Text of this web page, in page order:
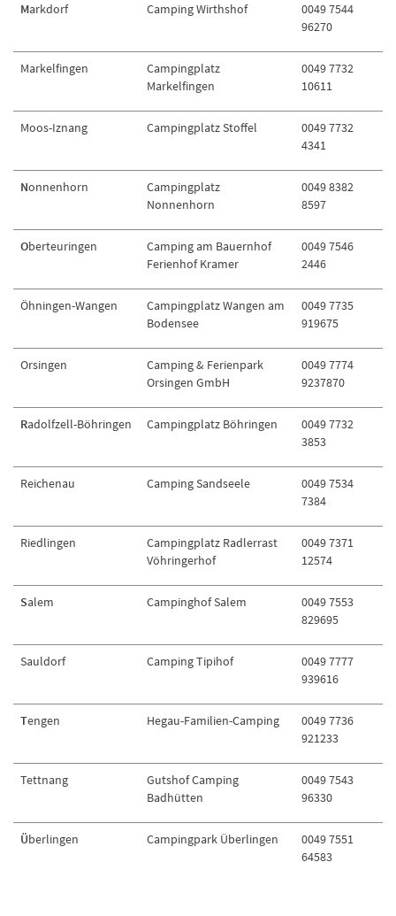
Markdorf Camping Wirthshof
0049 7544
96270
Markelfingen
Campingplatz
Markelfingen
0049 7732
10611
Moos-Iznang Campingplatz Stoffel
0049 7732
4341
Nonnenhorn
Campingplatz
Nonnenhorn
0049 8382
8597
Oberteuringen
Camping am Bauernhof
Ferienhof Kramer
0049 7546
2446
Öhningen-Wangen
Campingplatz Wangen am
Bodensee
0049 7735
919675
Orsingen
Camping & Ferienpark
Orsingen GmbH
0049 7774
9237870
Radolfzell-Böhringen Campingplatz Böhringen
0049 7732
3853
Reichenau Camping Sandseele
0049 7534
7384
Riedlingen
Campingplatz Radlerrast
Vöhringerhof
0049 7371
12574
Salem Campinghof Salem
0049 7553
829695
Sauldorf Camping Tipihof
0049 7777
939616
Tengen Hegau-Familien-Camping
0049 7736
921233
Tettnang
Gutshof Camping
Badhütten
0049 7543
96330
Überlingen Campingpark Überlingen
0049 7551
64583